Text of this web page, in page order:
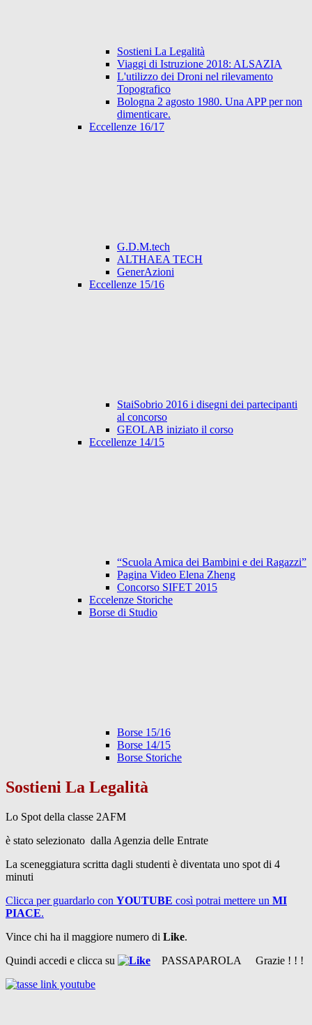
Sostieni La Legalità
Viaggi di Istruzione 2018: ALSAZIA
L'utilizzo dei Droni nel rilevamento
Topografico
Bologna 2 agosto 1980. Una APP per non
dimenticare.
Eccellenze 16/17
G.D.M.tech
ALTHAEA TECH
GenerAzioni
Eccellenze 15/16
StaiSobrio 2016 i disegni dei partecipanti
al concorso
GEOLAB iniziato il corso
Eccellenze 14/15
“Scuola Amica dei Bambini e dei Ragazzi”
Pagina Video Elena Zheng
Concorso SIFET 2015
Eccelenze Storiche
Borse di Studio
Borse 15/16
Borse 14/15
Borse Storiche
Sostieni La Legalità
Lo Spot della classe 2AFM
è stato selezionato dalla Agenzia delle Entrate
La sceneggiatura scritta dagli studenti è diventata uno spot di 4
minuti
Clicca per guardarlo con YOUTUBE così potrai mettere un MI
PIACE.
Vince chi ha il maggiore numero di Like.
Quindi accedi e clicca su
PASSAPAROLA Grazie ! ! !